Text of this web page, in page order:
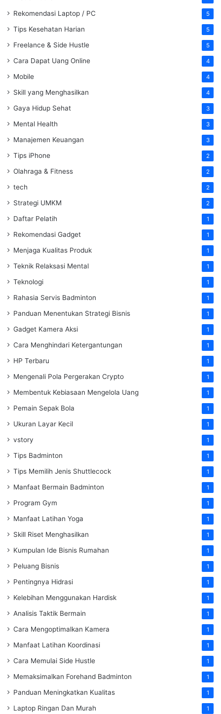
Rekomendasi Laptop / PC 5
Tips Kesehatan Harian 5
Freelance & Side Hustle 5
Cara Dapat Uang Online 4
Mobile 4
Skill yang Menghasilkan 4
Gaya Hidup Sehat 3
Mental Health 3
Manajemen Keuangan 3
Tips iPhone 2
Olahraga & Fitness 2
tech 2
Strategi UMKM 2
Daftar Pelatih 1
Rekomendasi Gadget 1
Menjaga Kualitas Produk 1
Teknik Relaksasi Mental 1
Teknologi 1
Rahasia Servis Badminton 1
Panduan Menentukan Strategi Bisnis 1
Gadget Kamera Aksi 1
Cara Menghindari Ketergantungan 1
HP Terbaru 1
Mengenali Pola Pergerakan Crypto 1
Membentuk Kebiasaan Mengelola Uang 1
Pemain Sepak Bola 1
Ukuran Layar Kecil 1
vstory 1
Tips Badminton 1
Tips Memilih Jenis Shuttlecock 1
Manfaat Bermain Badminton 1
Program Gym 1
Manfaat Latihan Yoga 1
Skill Riset Menghasilkan 1
Kumpulan Ide Bisnis Rumahan 1
Peluang Bisnis 1
Pentingnya Hidrasi 1
Kelebihan Menggunakan Hardisk 1
Analisis Taktik Bermain 1
Cara Mengoptimalkan Kamera 1
Manfaat Latihan Koordinasi 1
Cara Memulai Side Hustle 1
Memaksimalkan Forehand Badminton 1
Panduan Meningkatkan Kualitas 1
Laptop Ringan Dan Murah 1